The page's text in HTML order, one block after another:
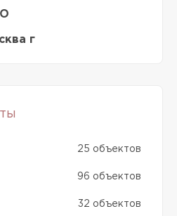
г
25 объектов
96 объектов
32 объектов